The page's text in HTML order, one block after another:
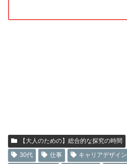
【大人のための】総合的な探究の時間
30代
仕事 キャリアデザイン